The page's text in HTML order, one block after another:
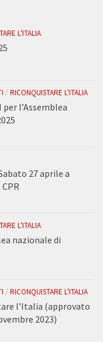
L'ITALIA
/ RICONQUISTARE L'ITALIA
l’Assemblea
27 aprile a
L'ITALIA
nazionale di
/ RICONQUISTARE L'ITALIA
l’Italia (approvato
2023)